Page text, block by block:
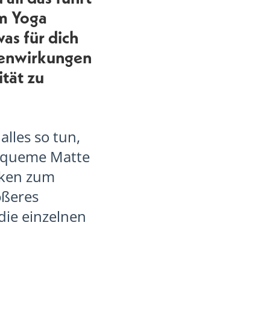
Yoga
für dich
zu
so tun,
Matte
zum
einzelnen